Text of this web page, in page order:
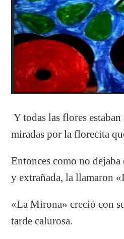
Y todas las flores estaban
miradas por la florecita
Entonces como no
y extrañada, la llamaron
«La Mirona» creció con
tarde calurosa.